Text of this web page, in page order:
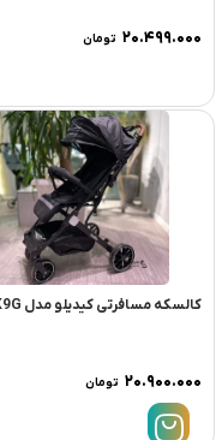
۲۰.۴۹۹.۰۰۰ تومان
کالسکه مسافرتی کیدیلو مدل K9G
۲۰.۹۰۰.۰۰۰ تومان